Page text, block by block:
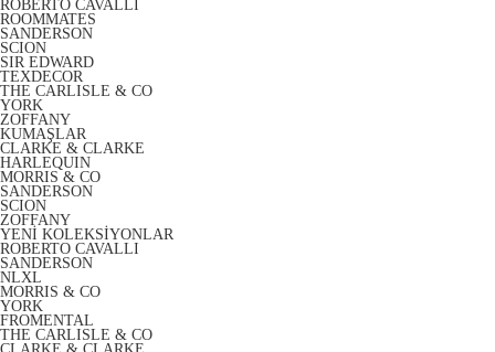
ROBERTO CAVALLI
ROOMMATES
SANDERSON
SCION
SIR EDWARD
TEXDECOR
THE CARLISLE & CO
YORK
ZOFFANY
KUMAŞLAR
CLARKE & CLARKE
HARLEQUIN
MORRIS & CO
SANDERSON
SCION
ZOFFANY
YENİ KOLEKSİYONLAR
ROBERTO CAVALLI
SANDERSON
NLXL
MORRIS & CO
YORK
FROMENTAL
THE CARLISLE & CO